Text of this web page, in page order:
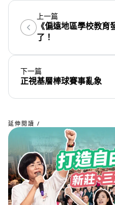
上一篇
《偏遠地區學校教
了！
下一篇
正視基層棒球賽事亂象
延伸閱讀 /